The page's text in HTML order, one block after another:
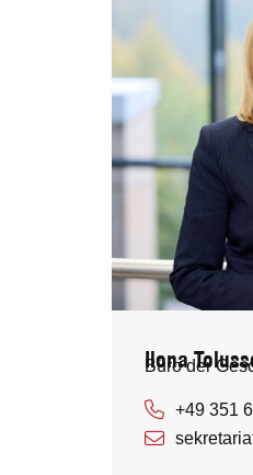
Ilona
Büro der
+49 351